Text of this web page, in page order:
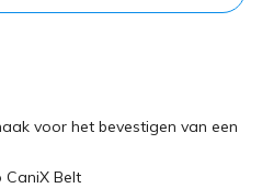
voor het bevestigen van een
CaniX Belt